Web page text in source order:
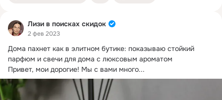
Лизи в поисках скидок
2 фев 2023
Дома пахнет как в элитном бутике: показываю стойкий
парфюм и свечи для дома с люксовым ароматом
Привет, мои дорогие! Мы с вами много...